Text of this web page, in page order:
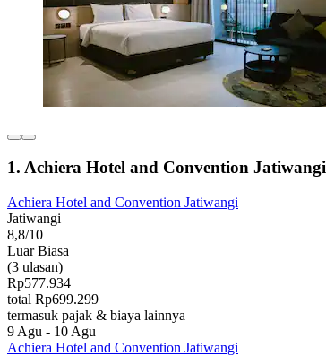
1. Achiera Hotel and Convention Jatiwangi
Achiera Hotel and Convention Jatiwangi
Jatiwangi
8,8/10
Luar Biasa
(3 ulasan)
Rp577.934
total Rp699.299
termasuk pajak & biaya lainnya
9 Agu - 10 Agu
Achiera Hotel and Convention Jatiwangi